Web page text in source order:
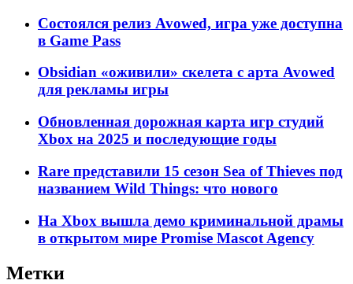
Состоялся релиз Avowed, игра уже доступна
в Game Pass
Obsidian «оживили» скелета с арта Avowed
для рекламы игры
Обновленная дорожная карта игр студий
Xbox на 2025 и последующие годы
Rare представили 15 сезон Sea of Thieves под
названием Wild Things: что нового
На Xbox вышла демо криминальной драмы
в открытом мире Promise Mascot Agency
Метки